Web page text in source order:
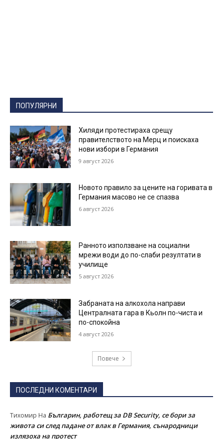
ПОПУЛЯРНИ
Хиляди протестираха срещу
правителството на Мерц и поискаха
нови избори в Германия
9 август 2026
Новото правило за цените на горивата в
Германия масово не се спазва
6 август 2026
Ранното използване на социални
мрежи води до по-слаби резултати в
училище
5 август 2026
Забраната на алкохола направи
Централната гара в Кьолн по-чиста и
по-спокойна
4 август 2026
Повече
ПОСЛЕДНИ КОМЕНТАРИ
Тихомир На Българин, работещ за DB Security, се бори за
живота си след падане от влак в Германия, сънародници
излязоха на протест